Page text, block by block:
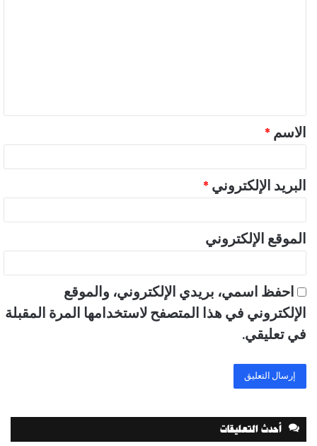
ق
*
الاسم *
البريد الإلكتروني *
الموقع الإلكتروني
احفظ اسمي، بريدي الإلكتروني، والموقع
الإلكتروني في هذا المتصفح لاستخدامها المرة المقبلة
في تعليقي.
أحدث التعليقات